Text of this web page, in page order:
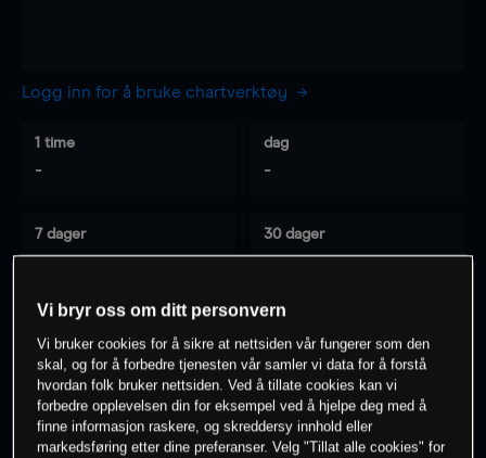
Logg inn for å bruke chartverktøy
1 time
-
dag
-
7 dager
-
30 dager
-
0% av kunder er på dette instrumentet
Søk om konto
Vi bryr oss om ditt personvern
Vi bruker cookies for å sikre at nettsiden vår fungerer som den
skal, og for å forbedre tjenesten vår samler vi data for å forstå
hvordan folk bruker nettsiden. Ved å tillate cookies kan vi
forbedre opplevelsen din for eksempel ved å hjelpe deg med å
finne informasjon raskere, og skreddersy innhold eller
markedsføring etter dine preferanser. Velg "Tillat alle cookies" for